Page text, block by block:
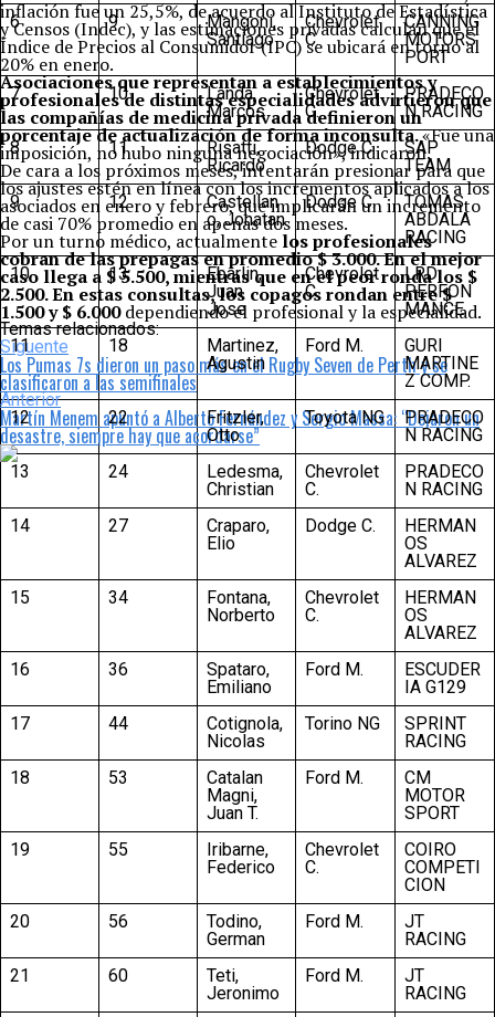
inflación fue un 25,5%, de acuerdo al Instituto de Estadística
y Censos (Indec), y las estimaciones privadas calculan que el
Índice de Precios al Consumidor (IPC) se ubicará en torno al
20% en enero.
Asociaciones que representan a establecimientos y
profesionales de distintas especialidades advirtieron que
las compañías de medicina privada definieron un
porcentaje de actualización de forma inconsulta.«Fue una
imposición, no hubo ninguna negociación», indicaron.
De cara a los próximos meses, intentarán presionar para que
los ajustes estén en línea con los incrementos aplicados a los
asociados en enero y febrero, que implicarán un incremento
de casi 70% promedio en apenas dos meses.
Por un turno médico, actualmente los profesionales
cobran de las prepagas en promedio $ 3.000. En el mejor
caso llega a $ 5.500, mientras que en el peor ronda los $
2.500. En estas consultas, los copagos rondan entre $
1.500 y $ 6.000dependiendo el profesional y la especialidad.
Temas relacionados:
Siguente
Los Pumas 7s dieron un paso más en el Rugby Seven de Perth y se
clasificaron a las semifinales
Anterior
Martín Menem apuntó a Alberto Fernández y Sergio Massa: “Dejaron un
desastre, siempre hay que acordarse”
6 9
Mangoni,
Santiago
Chevrolet
C.
CANNING
MOTORS
PORT
7
10
Landa,
Marcos
Chevrolet
C.
PRADECO
N RACING
8
11
Risatti,
Ricardo
Dodge C.
SAP
TEAM
9
12
Castellan
o, Jonatan
Dodge C.
TOMAS
ABDALA
RACING
10
13
Ebarlin,
Juan
Jose
Chevrolet
C.
LRD
PERFON
MANCE
11
18
Martinez,
Agustin
Ford M.
GURI
MARTINE
Z COMP.
12
22
Fritzler,
Otto
Toyota NG
PRADECO
N RACING
13
24
Ledesma,
Christian
Chevrolet
C.
PRADECO
N RACING
14
27
Craparo,
Elio
Dodge C.
HERMAN
OS
ALVAREZ
15
34
Fontana,
Norberto
Chevrolet
C.
HERMAN
OS
ALVAREZ
16
36
Spataro,
Emiliano
Ford M.
ESCUDER
IA G129
17
44
Cotignola,
Nicolas
Torino NG
SPRINT
RACING
18
53
Catalan
Magni,
Juan T.
Ford M.
CM
MOTOR
SPORT
19
55
Iribarne,
Federico
Chevrolet
C.
COIRO
COMPETI
CION
20
56
Todino,
German
Ford M.
JT
RACING
21
60
Teti,
Jeronimo
Ford M.
JT
RACING